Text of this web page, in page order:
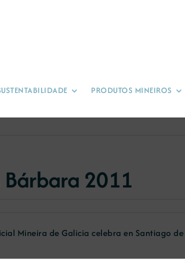
PRODUTOS MINEIROS
Bárbara 2011
Mineira de Galicia celebra en Santiago